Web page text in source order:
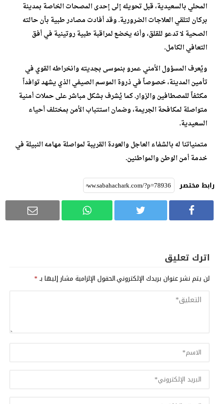
المحلي بالسعيدية، قبل تحويله إلى إحدى المصحات الخاصة بمدينة
بركان لتلقي العلاجات الضرورية. وقد أفادت مصادر طبية بأن حالته
الصحية لا تدعو للقلق، وأنه يخضع لمراقبة طبية روتينية في أفق
التعافي الكامل.
ويُعرف المسؤول الأمني عمرو بنموسى بجديته وانخراطه القوي في
تأمين المدينة، خصوصاً في ذروة الموسم الصيفي الذي يشهد توافداً
مكثفاً للمصطافين والزوار. كما يُشرف بشكل مباشر على حملات أمنية
متواصلة لمكافحة الجريمة، وضمان استتباب الأمن بمختلف أحياء
السعيدية.
متمنياتنا له بالشفاء العاجل والعودة القريبة لمواصلة مهامه النبيلة في
خدمة أمن الوطن والمواطنين.
رابط مختصر
اترك تعليق
لن يتم نشر عنوان بريدك الإلكتروني.الحقول الإلزامية مشار إليها بـ*